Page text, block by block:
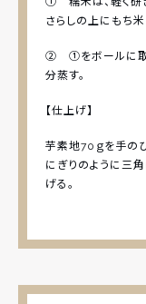
さらしの上にもち
② ①をボールに取
分蒸す。
【仕上げ】
芋素地70ｇを手の
にぎりのように三
げる。